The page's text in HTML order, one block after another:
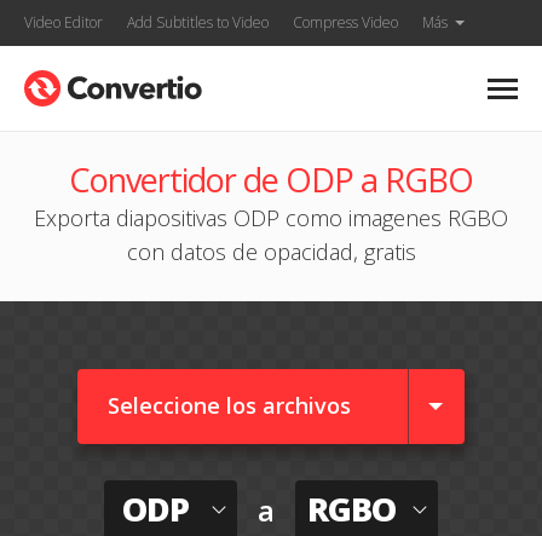
Video Editor Add Subtitles to Video Compress Video Más
Convertidor de ODP a RGBO
Exporta diapositivas ODP como imagenes RGBO
con datos de opacidad, gratis
Seleccione los archivos
ODP a RGBO